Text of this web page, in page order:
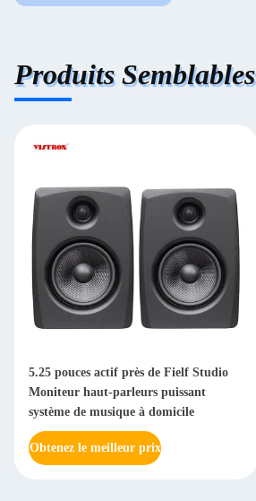
Produits Semblables
5.25 pouces actif près de Fielf Studio
Moniteur haut-parleurs puissant
système de musique à domicile
Obtenez le meilleur prix